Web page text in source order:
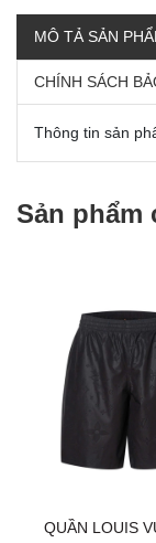
MÔ TẢ SẢN
CHÍNH SÁCH
Thông tin sản
Sản phẩm
QUẦN LOUIS